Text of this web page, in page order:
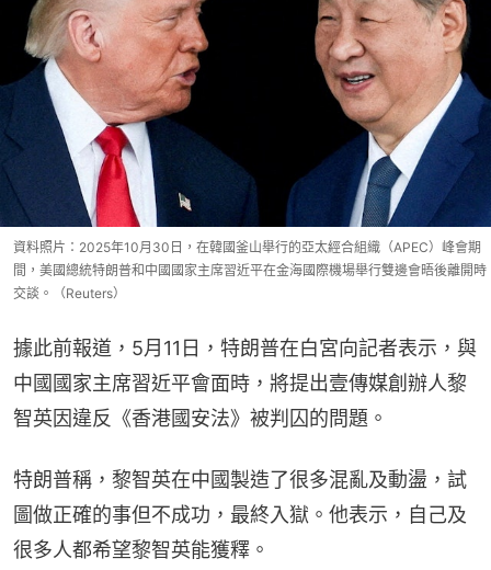
資料照片：2025年10月30日，在韓國釜山舉行的亞太經合組織（APEC）峰會期
間，美國總統特朗普和中國國家主席習近平在金海國際機場舉行雙邊會晤後離開時
交談。（Reuters）
據此前報道，5月11日，特朗普在白宮向記者表示，與
中國國家主席習近平會面時，將提出壹傳媒創辦人黎
智英因違反《香港國安法》被判囚的問題。
特朗普稱，黎智英在中國製造了很多混亂及動盪，試
圖做正確的事但不成功，最終入獄。他表示，自己及
很多人都希望黎智英能獲釋。